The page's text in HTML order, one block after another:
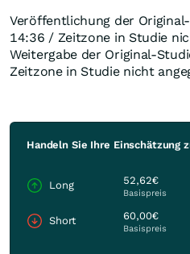
Veröffentlichung der
14:36 / Zeitzone in Studie
Weitergabe der Original-
Zeitzone in Studie nicht
Handeln Sie Ihre Einschätzung
Long 52,62€
Basispreis
Short 60,00€
Basispreis